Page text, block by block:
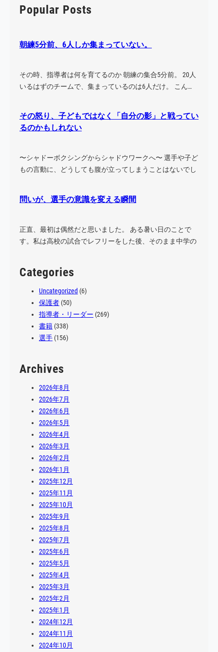
r
cPopular Posts
朝練5分前、6人しか集まっていない。
その時、指導者は何を育てるのか 朝練の集合5分前。 20人
いるはずのチームで、集まっているのは6人だけ。 こん…
その怒り、子どもではなく「自分の影」と戦ってい
るのかもしれない
〜シャドーボクシングからシャドウワークへ〜 選手や子ど
もの言動に、どうしても腹が立ってしまうことはないでし
問いが、選手の意識を変える瞬間
正直、最初は偶然だと思いました。 ある暑い日のことで
す。私は高校の試合でレフリーをした後、そのまま中学の
Categories
Uncategorized (6)
保護者 (50)
指導者・リーダー (269)
書籍 (338)
選手 (156)
Archives
2026年8月
2026年7月
2026年6月
2026年5月
2026年4月
2026年3月
2026年2月
2026年1月
2025年12月
2025年11月
2025年10月
2025年9月
2025年8月
2025年7月
2025年6月
2025年5月
2025年4月
2025年3月
2025年2月
2025年1月
2024年12月
2024年11月
2024年10月